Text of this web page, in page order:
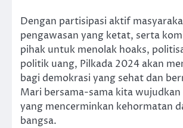
Dengan partisipasi aktif
pengawasan yang ketat, serta
pihak untuk menolak hoaks,
politik uang, Pilkada 2024 akan
bagi demokrasi yang sehat dan
Mari bersama-sama kita wujudkan
yang mencerminkan kehormatan
bangsa.